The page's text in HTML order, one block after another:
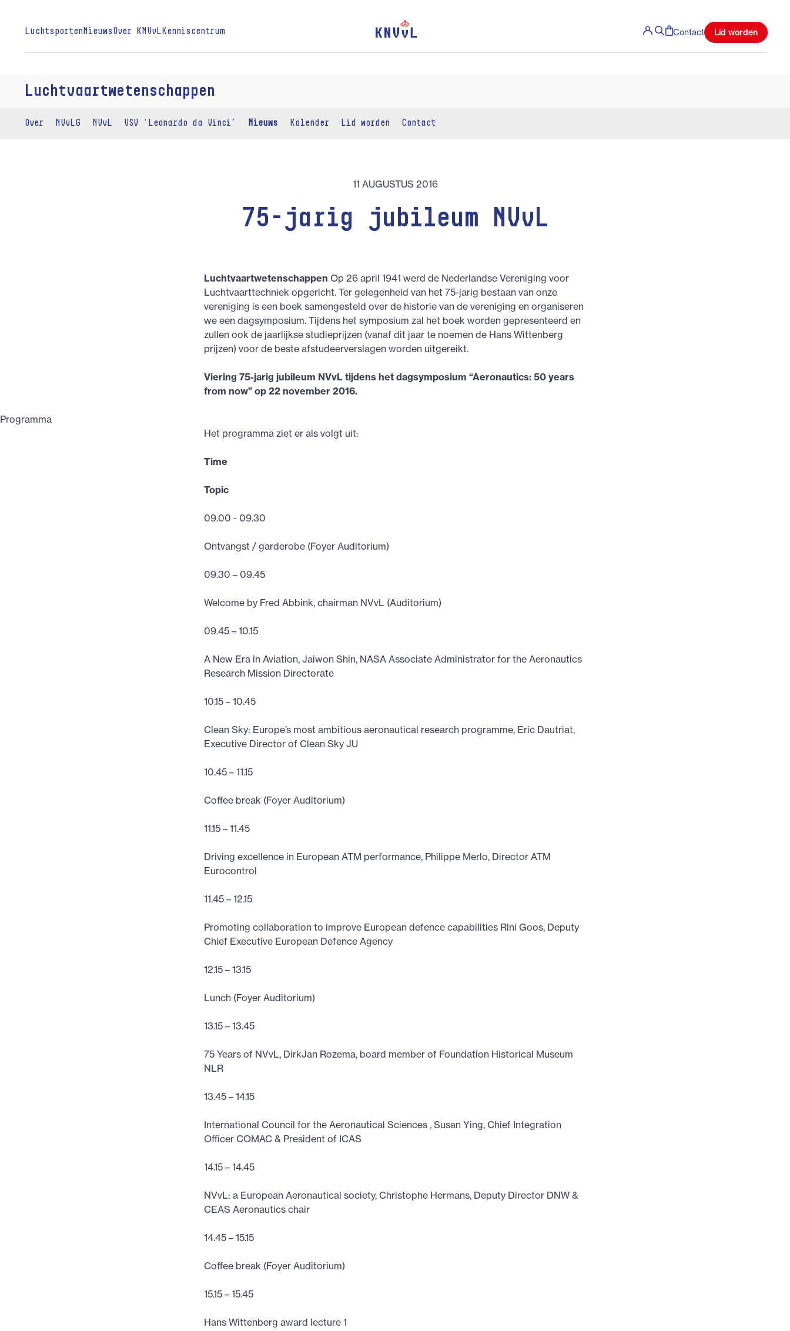
Luchtsporten Nieuws Over KNVvL Kenniscentrum Contact Lid worden
Luchtvaartwetenschappen
Over NVvLG NVvL VSV ‘Leonardo da Vinci’ Nieuws Kalender Lid worden Contact
11 AUGUSTUS 2016
75-jarig jubileum NVvL
Luchtvaartwetenschappen Op 26 april 1941 werd de Nederlandse Vereniging voor
Luchtvaarttechniek opgericht. Ter gelegenheid van het 75-jarig bestaan van onze
vereniging is een boek samengesteld over de historie van de vereniging en organiseren
we een dagsymposium. Tijdens het symposium zal het boek worden gepresenteerd en
zullen ook de jaarlijkse studieprijzen (vanaf dit jaar te noemen de Hans Wittenberg
prijzen) voor de beste afstudeerverslagen worden uitgereikt.
Viering 75-jarig jubileum NVvL tijdens het dagsymposium “Aeronautics: 50 years
from now” op 22 november 2016.
Programma
Het programma ziet er als volgt uit:
Time
Topic
09.00 - 09.30
Ontvangst / garderobe (Foyer Auditorium)
09.30 – 09.45
Welcome by Fred Abbink, chairman NVvL (Auditorium)
09.45 – 10.15
A New Era in Aviation, Jaiwon Shin, NASA Associate Administrator for the Aeronautics
Research Mission Directorate
10.15 – 10.45
Clean Sky: Europe’s most ambitious aeronautical research programme, Eric Dautriat,
Executive Director of Clean Sky JU
10.45 – 11.15
Coffee break (Foyer Auditorium)
11.15 – 11.45
Driving excellence in European ATM performance, Philippe Merlo, Director ATM
Eurocontrol
11.45 – 12.15
Promoting collaboration to improve European defence capabilities Rini Goos, Deputy
Chief Executive European Defence Agency
12.15 – 13.15
Lunch (Foyer Auditorium)
13.15 – 13.45
75 Years of NVvL, DirkJan Rozema, board member of Foundation Historical Museum
NLR
13.45 – 14.15
International Council for the Aeronautical Sciences , Susan Ying, Chief Integration
Officer COMAC & President of ICAS
14.15 – 14.45
NVvL: a European Aeronautical society, Christophe Hermans, Deputy Director DNW &
CEAS Aeronautics chair
14.45 – 15.15
Coffee break (Foyer Auditorium)
15.15 – 15.45
Hans Wittenberg award lecture 1